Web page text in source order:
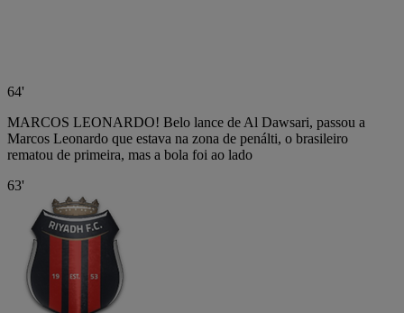
64'
MARCOS LEONARDO! Belo lance de Al Dawsari, passou a
Marcos Leonardo que estava na zona de penálti, o brasileiro
rematou de primeira, mas a bola foi ao lado
63'